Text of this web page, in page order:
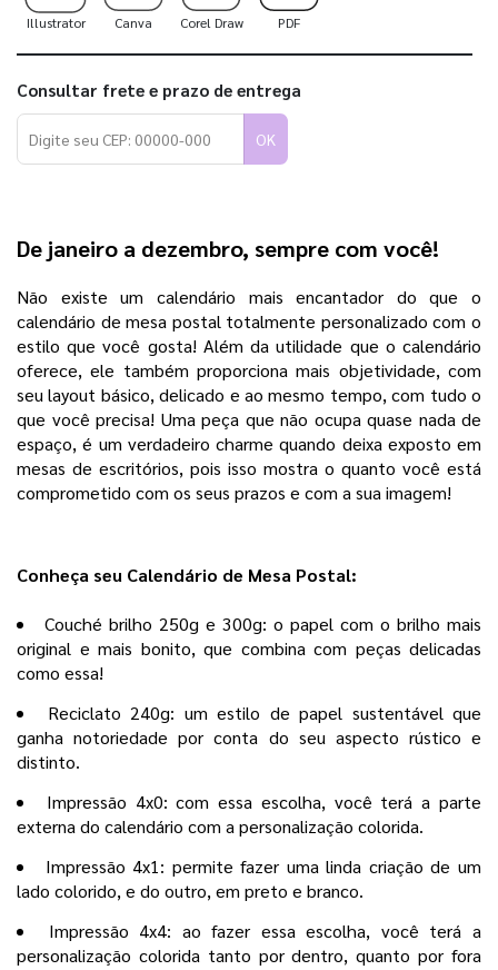
Illustrator Canva Corel Draw PDF
Consultar frete e prazo de entrega
OK
De janeiro a dezembro, sempre com você!
Não existe um calendário mais encantador do que o
calendário de mesa postal totalmente personalizado com o
estilo que você gosta! Além da utilidade que o calendário
oferece, ele também proporciona mais objetividade, com
seu layout básico, delicado e ao mesmo tempo, com tudo o
que você precisa! Uma peça que não ocupa quase nada de
espaço, é um verdadeiro charme quando deixa exposto em
mesas de escritórios, pois isso mostra o quanto você está
comprometido com os seus prazos e com a sua imagem!
Conheça seu Calendário de Mesa Postal:
Couché brilho 250g e 300g: o papel com o brilho mais
original e mais bonito, que combina com peças delicadas
como essa!
Reciclato 240g: um estilo de papel sustentável que
ganha notoriedade por conta do seu aspecto rústico e
distinto.
Impressão 4x0: com essa escolha, você terá a parte
externa do calendário com a personalização colorida.
Impressão 4x1: permite fazer uma linda criação de um
lado colorido, e do outro, em preto e branco.
Impressão 4x4: ao fazer essa escolha, você terá a
personalização colorida tanto por dentro, quanto por fora